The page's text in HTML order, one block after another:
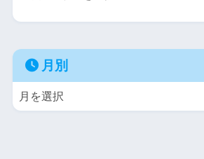
月別